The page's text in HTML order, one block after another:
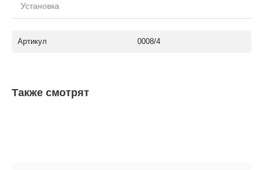
Установка
Артикул 0008/4
Также смотрят